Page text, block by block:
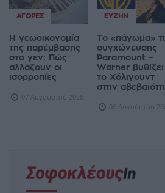
ΑΓΟΡΈΣ
Η γεωοικονομία
της παρέμβασης
στο γεν: Πώς
αλλάζουν οι
ισορροπίες
07 Αυγούστου 2026
ΕΥΖΗΝ
Το «πάγωμα»
συγχώνευσης
Paramount –
Warner βυθίζει
το Χόλιγουντ
στην
06 Αυγούστου